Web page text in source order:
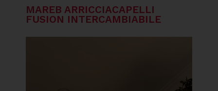
MAREB ARRICCIACAPELLI
FUSION INTERCAMBIABILE